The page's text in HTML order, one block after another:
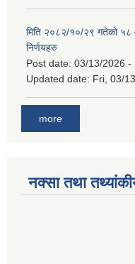
मिति २०८२/१०/२९ गतेको ५८
निर्णयहरु
Post date: 03/13/2026 -
Updated date: Fri, 03/
more
नक्सा तथा